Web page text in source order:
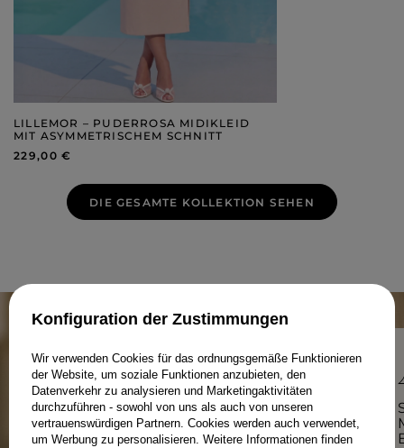
LILLEMOR – PUDERROSA MIDIKLEID
MIT ASYMMETRISCHEM SCHNITT
229,00 €
DIE GESAMTE KOLLEKTION SEHEN
PRODUKTION IN POLEN – WEIL
REGIONALITÄT ZÄHLT.
Konfiguration der Zustimmungen
Wir verwenden Cookies für das ordnungsgemäße Funktionieren
der Website, um soziale Funktionen anzubieten, den
Datenverkehr zu analysieren und Marketingaktivitäten
durchzuführen - sowohl von uns als auch von unseren
vertrauenswürdigen Partnern. Cookies werden auch verwendet,
um Werbung zu personalisieren. Weitere Informationen finden